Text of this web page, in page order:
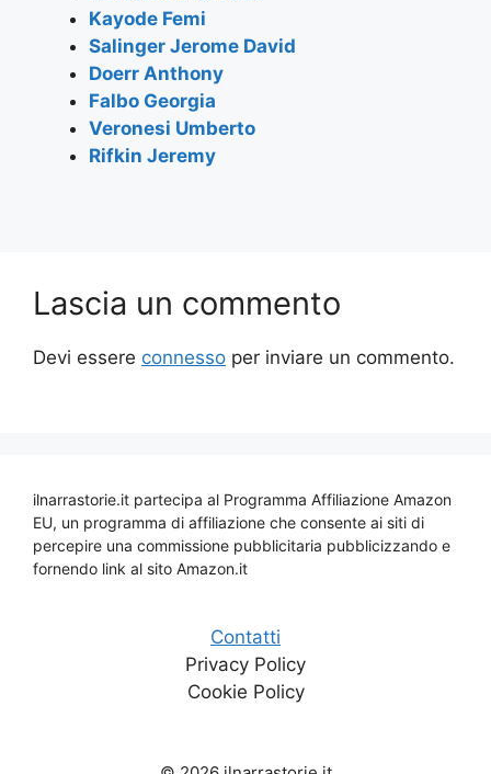
Kayode Femi
Salinger Jerome David
Doerr Anthony
Falbo Georgia
Veronesi Umberto
Rifkin Jeremy
Lascia un commento
Devi essere connesso per inviare un commento.
ilnarrastorie.it partecipa al Programma Affiliazione Amazon
EU, un programma di affiliazione che consente ai siti di
percepire una commissione pubblicitaria pubblicizzando e
fornendo link al sito Amazon.it
Contatti
Privacy Policy
Cookie Policy